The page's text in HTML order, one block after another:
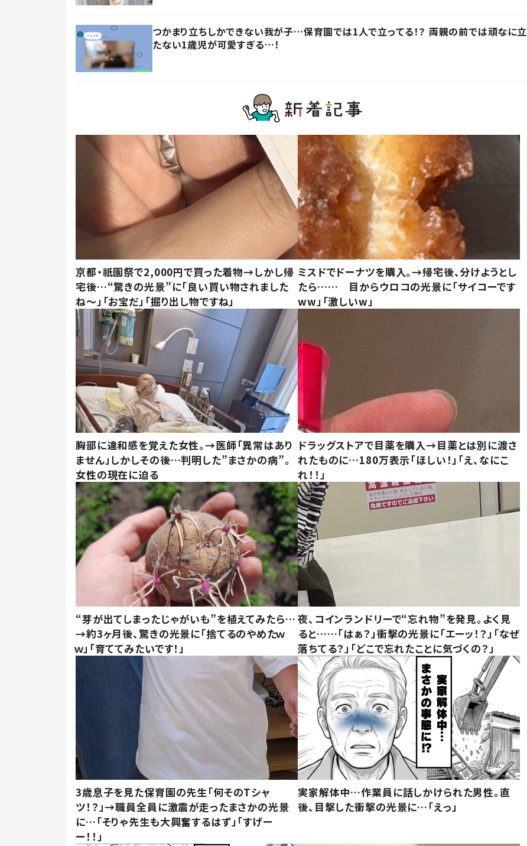
つかまり立ちしかできない我が子…保育園では1人で立ってる！？ 両親の前では頑なに立
たない1歳児が可愛すぎる…！
京都・祇園祭で2,000円で買った着物→しかし帰
宅後…“驚きの光景”に「良い買い物されました
ね～」「お宝だ」「掘り出し物ですね」
ミスドでドーナツを購入。→帰宅後、分けようとし
たら…… 目からウロコの光景に「サイコーです
ww」「激しいw」
胸部に違和感を覚えた女性。→医師「異常はあり
ません」しかしその後…判明した”まさかの病”。
女性の現在に迫る
ドラッグストアで目薬を購入→目薬とは別に渡さ
れたものに…180万表示「ほしい！」「え、なにこ
れ！！」
“芽が出てしまったじゃがいも”を植えてみたら…
→約3ヶ月後、驚きの光景に「捨てるのやめたｗ
ｗ」「育ててみたいです！」
夜、コインランドリーで“忘れ物”を発見。よく見
ると……「はぁ？」衝撃の光景に「エーッ！？」「なぜ
落ちてる？」「どこで忘れたことに気づくの？」
3歳息子を見た保育園の先生「何そのTシャ
ツ！？」→職員全員に激震が走ったまさかの光景
に…「そりゃ先生も大興奮するはず」「すげー
ー！！」
実家解体中…作業員に話しかけられた男性。直
後、目撃した衝撃の光景に…「えっ」